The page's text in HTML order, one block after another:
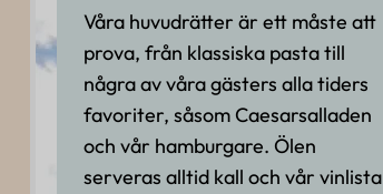
Våra huvudrätter är ett måste att
prova, från klassiska pasta till
några av våra gästers alla tiders
favoriter, såsom Caesarsalladen
och vår hamburgare. Ölen
serveras alltid kall och vår vinlista